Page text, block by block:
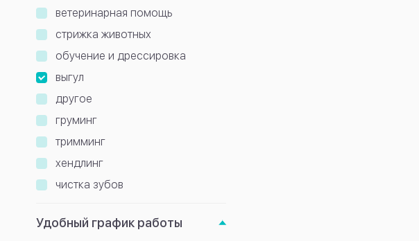
ветеринарная помощь
стрижка животных
обучение и дрессировка
выгул
другое
груминг
тримминг
хендлинг
чистка зубов
Удобный график работы